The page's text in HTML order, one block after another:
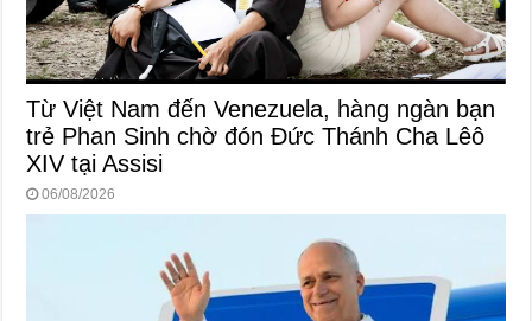
Từ Việt Nam đến Venezuela, hàng ngàn bạn
trẻ Phan Sinh chờ đón Đức Thánh Cha Lêô
XIV tại Assisi
06/08/2026